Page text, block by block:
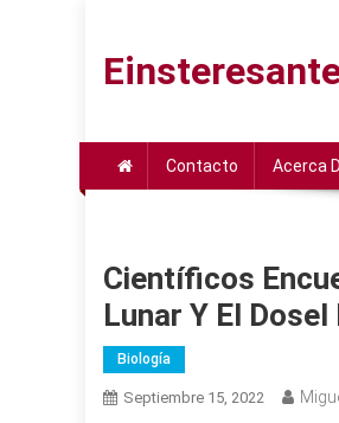
contenido
Contacto Acerca
Científicos
Lunar Y El
Biología
Septiembre 15, 2022